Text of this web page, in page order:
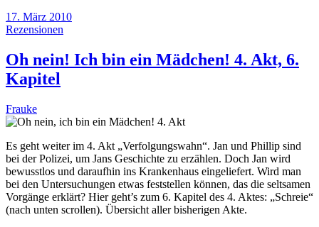
17. März 2010
Rezensionen
Oh nein! Ich bin ein Mädchen! 4. Akt, 6.
Kapitel
Frauke
Es geht weiter im 4. Akt „Verfolgungswahn“. Jan und Phillip sind
bei der Polizei, um Jans Geschichte zu erzählen. Doch Jan wird
bewusstlos und daraufhin ins Krankenhaus eingeliefert. Wird man
bei den Untersuchungen etwas feststellen können, das die seltsamen
Vorgänge erklärt? Hier geht’s zum 6. Kapitel des 4. Aktes: „Schreie“
(nach unten scrollen). Übersicht aller bisherigen Akte.